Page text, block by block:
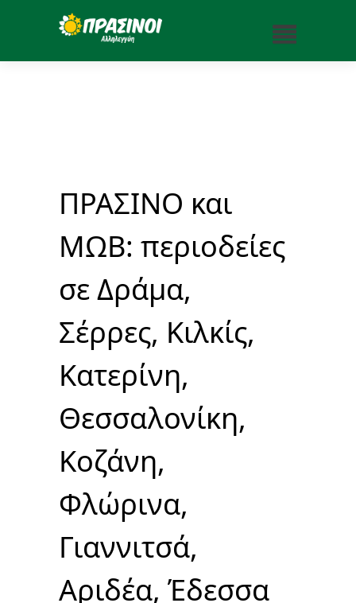
ΠΡΑΣΙΝΟ και
ΜΩΒ: περιοδείες
σε Δράμα,
Σέρρες, Κιλκίς,
Κατερίνη,
Θεσσαλονίκη,
Κοζάνη,
Φλώρινα,
Γιαννιτσά,
Αριδέα, Έδεσσα